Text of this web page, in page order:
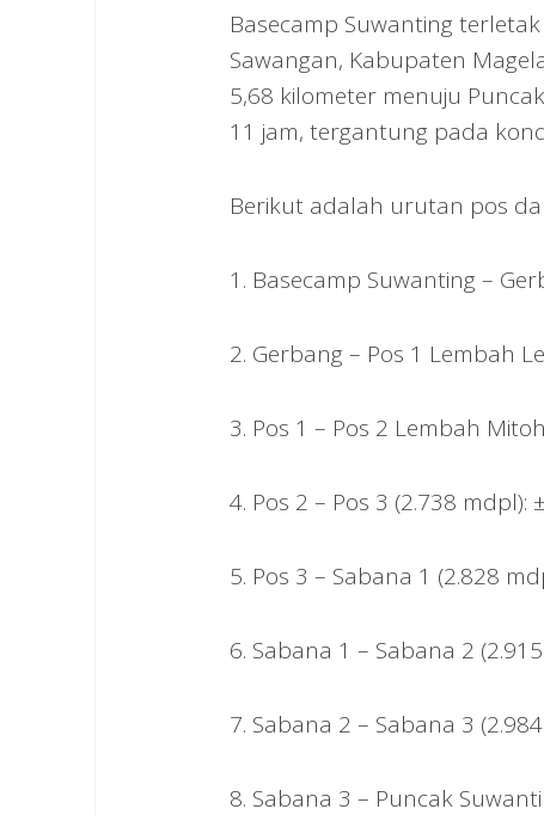
Basecamp Suwanting
Sawangan, Kabupaten
5,68 kilometer menuju
11 jam, tergantung pada
Berikut adalah urutan pos
1. Basecamp Suwanting –
2. Gerbang – Pos 1 Lembah
3. Pos 1 – Pos 2 Lembah
4. Pos 2 – Pos 3 (2.738 mdpl):
5. Pos 3 – Sabana 1 (2.828
6. Sabana 1 – Sabana 2
7. Sabana 2 – Sabana 3
8. Sabana 3 – Puncak